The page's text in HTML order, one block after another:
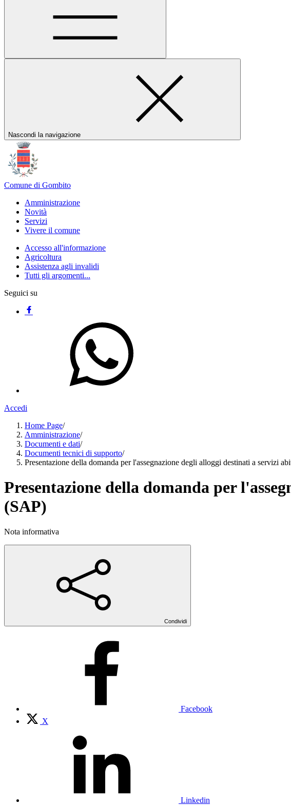
Nascondi la navigazione
Comune di Gombito
Amministrazione
Novità
Servizi
Vivere il comune
Accesso all'informazione
Agricoltura
Assistenza agli invalidi
Tutti gli argomenti...
Seguici su
Accedi
Home Page/
Amministrazione/
Documenti e dati/
Documenti tecnici di supporto/
Presentazione della domanda per l'assegnazione degli alloggi destinati a servizi
Presentazione della domanda per
(SAP)
Nota informativa
Condividi
Facebook
X
Linkedin